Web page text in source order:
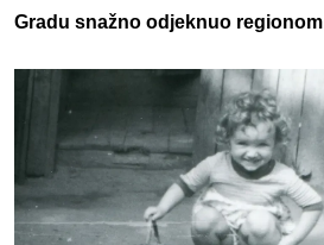
Gradu snažno odjeknuo regionom